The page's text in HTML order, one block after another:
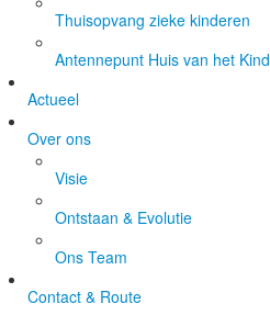
Thuisopvang zieke kinderen
Antennepunt Huis van het Kind
Actueel
Over ons
Visie
Ontstaan & Evolutie
Ons Team
Contact & Route